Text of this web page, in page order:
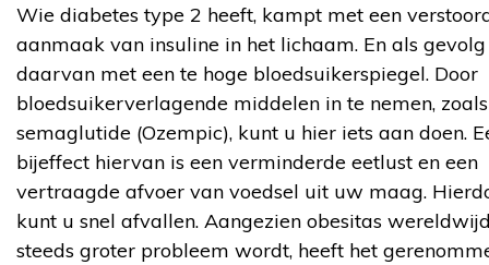
Wie diabetes type 2 heeft, kampt met een
aanmaak van insuline in het lichaam. En als gevolg
daarvan met een te hoge bloedsuikerspiegel. Door
bloedsuikerverlagende middelen in te nemen, zoals
semaglutide (Ozempic), kunt u hier iets aan doen.
bijeffect hiervan is een verminderde eetlust en een
vertraagde afvoer van voedsel uit uw maag.
kunt u snel afvallen. Aangezien obesitas
steeds groter probleem wordt, heeft het